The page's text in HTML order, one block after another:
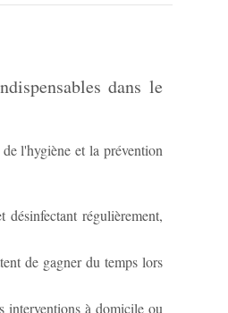
dans le
l'hygiène et la prévention